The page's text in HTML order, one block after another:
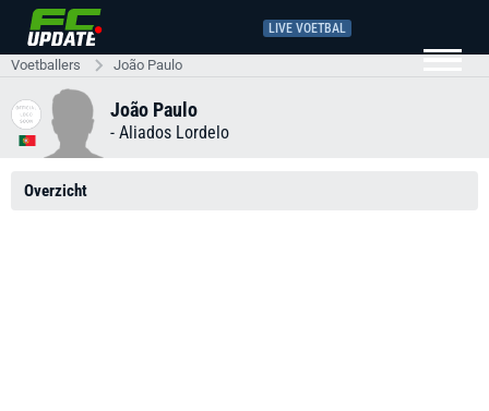
LIVE VOETBAL
Voetballers João Paulo
João Paulo
- Aliados Lordelo
Overzicht